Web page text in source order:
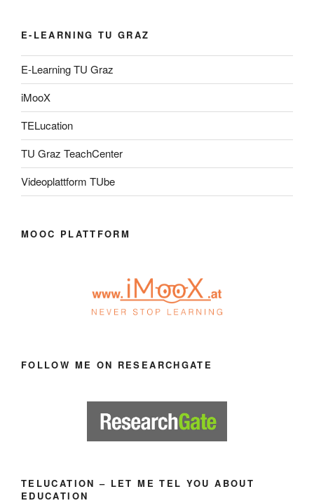
E-LEARNING TU GRAZ
E-Learning TU Graz
iMooX
TELucation
TU Graz TeachCenter
Videoplattform TUbe
MOOC PLATTFORM
FOLLOW ME ON RESEARCHGATE
TELUCATION – LET ME TEL YOU ABOUT
EDUCATION